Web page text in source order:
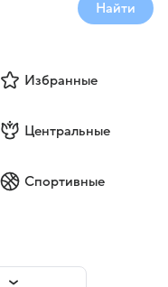
Найти
Избранные
Центральные
Спортивные